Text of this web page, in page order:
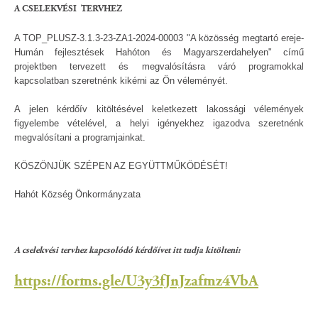
A CSELEKVÉSI TERVHEZ
A TOP_PLUSZ-3.1.3-23-ZA1-2024-00003 "A közösség megtartó ereje-
Humán fejlesztések Hahóton és Magyarszerdahelyen" című
projektben tervezett és megvalósításra váró programokkal
kapcsolatban szeretnénk kikérni az Ön véleményét.
A jelen kérdőív kitöltésével keletkezett lakossági vélemények
figyelembe vételével, a helyi igényekhez igazodva szeretnénk
megvalósítani a programjainkat.
KÖSZÖNJÜK SZÉPEN AZ EGYÜTTMŰKÖDÉSÉT!
Hahót Község Önkormányzata
A cselekvési tervhez kapcsolódó kérdőívet itt tudja kitölteni:
https://forms.gle/U3y3fJnJzafmz4VbA